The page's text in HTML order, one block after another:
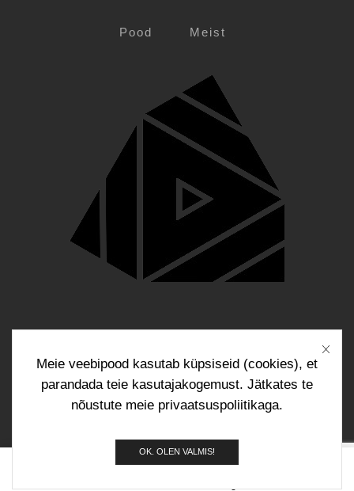
Pood Meist
Meie veebipood kasutab küpsiseid (cookies), et
parandada teie kasutajakogemust. Jätkates te
nõustute meie privaatsuspoliitikaga.
OK. OLEN VALMIS!